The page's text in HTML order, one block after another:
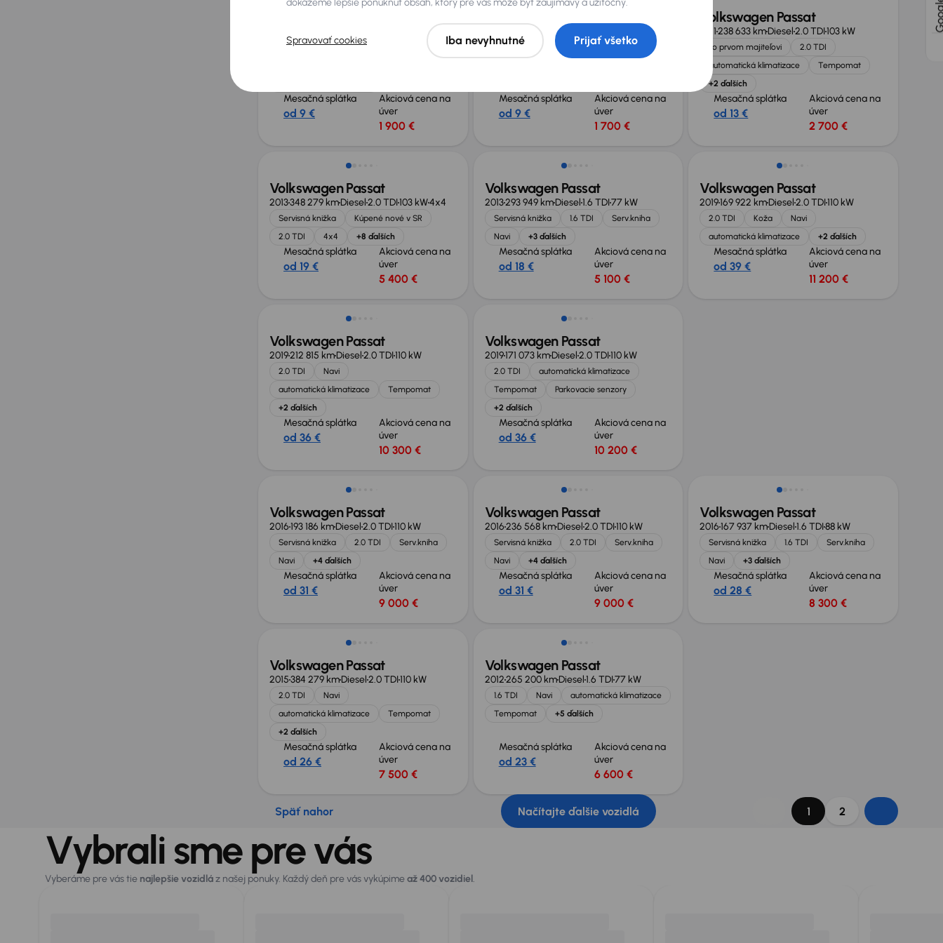
Kúpené nové v SR
1.9 TDI
Mesačná splátka
od 9 €
Akciová cena na
úver
1 900 €
265 542 kmBenzín
1.8 T Klíma
Mesačná splátka
od 9 €
Akciová cena na
úver
1 700 €
Volkswagen Passat
2011238 633 kmDiesel2.0 TDI103 kW
Po prvom majiteľovi
2.0 TDI
automatická klimatizace
Tempomat
+2 ďalších
Mesačná splátka
od 13 €
Akciová cena na
úver
2 700 €
Volkswagen Passat
2013348 279 kmDiesel2.0 TDI103 kW4x4
Servisná knižka
Kúpené nové v SR
2.0 TDI
4x4 +8 ďalších
Mesačná splátka
od 19 €
Akciová cena na
úver
5 400 €
Volkswagen Passat
2013293 949 kmDiesel1.6 TDI77 kW
Servisná knižka 1.6 TDI
Serv.kniha
Navi
+3 ďalších
Mesačná splátka
od 18 €
Akciová cena na
úver
5 100 €
Volkswagen Passat
2019169 922 kmDiesel2.0 TDI110 kW
2.0 TDI Koža
Navi
automatická klimatizace
+2 ďalších
Mesačná splátka
od 39 €
Akciová cena na
úver
11 200 €
Volkswagen Passat
2019212 815 kmDiesel2.0 TDI110 kW
2.0 TDI
Navi
automatická klimatizace
Tempomat
+2 ďalších
Mesačná splátka
od 36 €
Akciová cena na
úver
10 300 €
Volkswagen Passat
2019171 073 kmDiesel2.0 TDI110 kW
2.0 TDI
automatická klimatizace
Tempomat
Parkovacie senzory
+2 ďalších
Mesačná splátka
od 36 €
Akciová cena na
úver
10 200 €
Volkswagen Passat
2016193 186 kmDiesel2.0 TDI110 kW
Servisná knižka 2.0 TDI
Serv.kniha
Navi
+4 ďalších
Mesačná splátka
od 31 €
Akciová cena na
úver
9 000 €
Volkswagen Passat
2016236 568 kmDiesel2.0 TDI110 kW
Servisná knižka 2.0 TDI
Serv.kniha
Navi
+4 ďalších
Mesačná splátka
od 31 €
Akciová cena na
úver
9 000 €
Volkswagen Passat
2016167 937 kmDiesel1.6 TDI88 kW
Servisná knižka 1.6 TDI
Serv.kniha
Navi
+3 ďalších
Mesačná splátka
od 28 €
Akciová cena na
úver
8 300 €
Volkswagen Passat
2015384 279 kmDiesel2.0 TDI110 kW
2.0 TDI
Navi
automatická klimatizace
Tempomat
+2 ďalších
Mesačná splátka
od 26 €
Akciová cena na
úver
7 500 €
Volkswagen Passat
2012265 200 kmDiesel1.6 TDI77 kW
1.6 TDI Navi
automatická klimatizace
Tempomat
+5 ďalších
Mesačná splátka
od 23 €
Akciová cena na
úver
6 600 €
Späť nahor Načítajte ďalšie vozidlá 1 2
Vybrali sme pre vás
Vyberáme pre vás tie najlepšie vozidláz našej ponuky. Každý deň pre vás vykúpimeaž 400 vozidiel.
Spravovať cookies Iba nevyhnutné Prijať všetko